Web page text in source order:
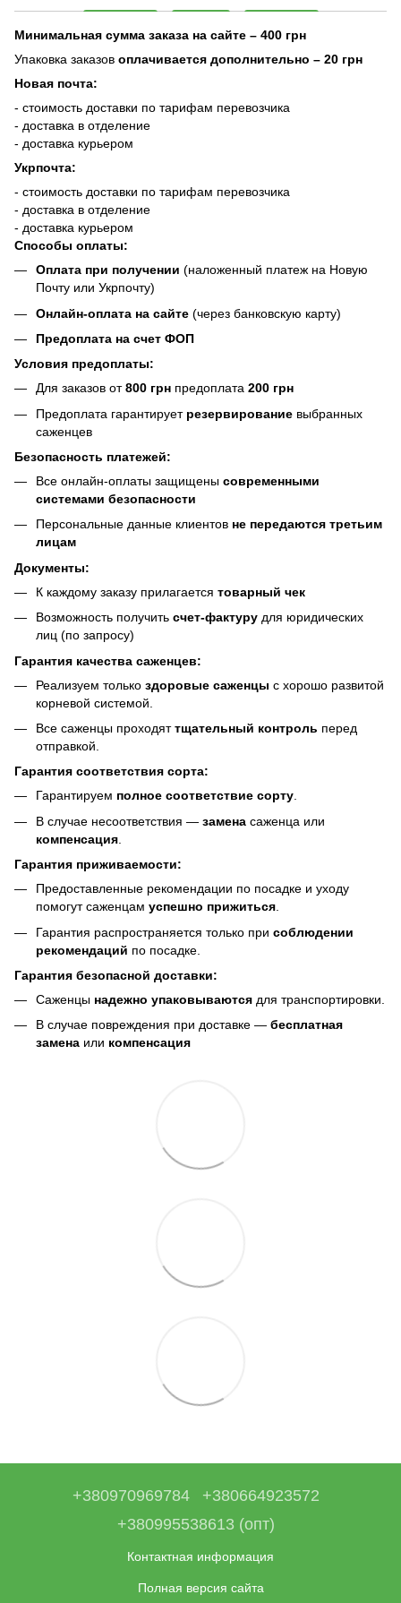
Минимальная сумма заказа на сайте – 400 грн
Упаковка заказов оплачивается дополнительно – 20 грн
Новая почта:
- стоимость доставки по тарифам перевозчика
- доставка в отделение
- доставка курьером
Укрпочта:
- стоимость доставки по тарифам перевозчика
- доставка в отделение
- доставка курьером
Способы оплаты:
Оплата при получении (наложенный платеж на Новую
Почту или Укрпочту)
Онлайн-оплата на сайте (через банковскую карту)
Предоплата на счет ФОП
Условия предоплаты:
Для заказов от800 грн предоплата 200 грн
Предоплата гарантирует резервирование выбранных
саженцев
Безопасность платежей:
Все онлайн-оплаты защищены современными
системами безопасности
Персональные данные клиентов не передаются третьим
лицам
Документы:
К каждому заказу прилагается товарный чек
Возможность получить счет-фактуру для юридических
лиц (по запросу)
Гарантия качества саженцев:
Реализуем только здоровые саженцы с хорошо развитой
корневой системой.
Все саженцы проходяттщательный контроль перед
отправкой.
Гарантия соответствия сорта:
Гарантируем полное соответствие сорту.
В случае несоответствия — замена саженца или
компенсация
Гарантия приживаемости:
Предоставленные рекомендации по посадке и уходу
помогут саженцам успешно прижиться
Гарантия распространяется только при соблюдении
рекомендаций по посадке.
Гарантия безопасной доставки:
Саженцы надежно упаковываются для транспортировки.
В случае повреждения при доставке — бесплатная
замена или компенсация
+380970969784
+380664923572
+380995538613 (опт)
Контактная информация
Полная версия сайта